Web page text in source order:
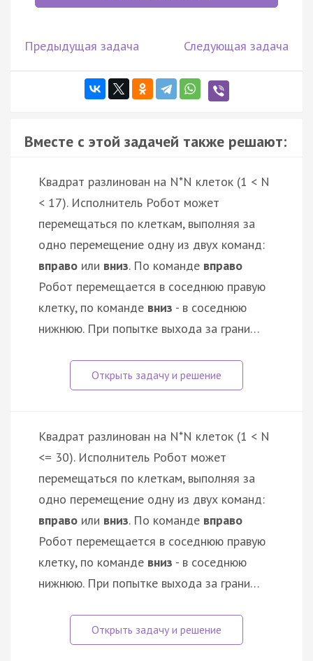
Предыдущая задача Следующая задача
Вместе с этой задачей также решают:
Квадрат разлинован на N*N клеток (1 < N
< 17). Исполнитель Робот может
перемещаться по клеткам, выполняя за
одно перемещение одну из двух команд:
вправо или вниз. По команде вправо
Робот перемещается в соседнюю правую
клетку, по команде вниз - в соседнюю
нижнюю. При попытке выхода за грани…
Квадрат разлинован на N*N клеток (1 < N
<= 30). Исполнитель Робот может
перемещаться по клеткам, выполняя за
одно перемещение одну из двух команд:
вправо или вниз. По команде вправо
Робот перемещается в соседнюю правую
клетку, по команде вниз - в соседнюю
нижнюю. При попытке выхода за грани…